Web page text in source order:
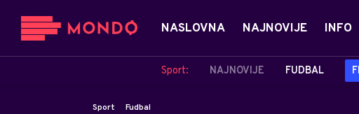
NASLOVNA NAJNOVIJE INFO
Sport: NAJNOVIJE FUDBAL
Sport Fudbal